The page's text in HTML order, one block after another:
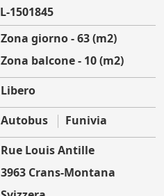
L-1501845
Zona giorno - 63 (m2)
Zona balcone - 10 (m2)
Libero
Autobus Funivia
Rue Louis Antille
3963 Crans-Montana